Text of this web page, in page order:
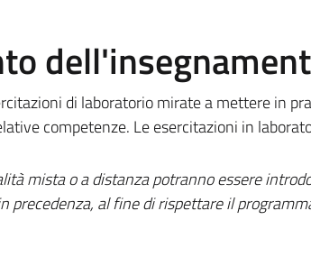
di laboratorio mirate a mettere in
competenze. Le esercitazioni in
mista o a distanza potranno essere
precedenza, al fine di rispettare il